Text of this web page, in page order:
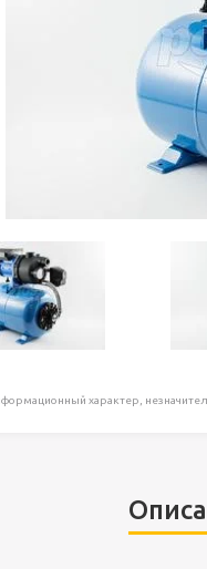
характер,